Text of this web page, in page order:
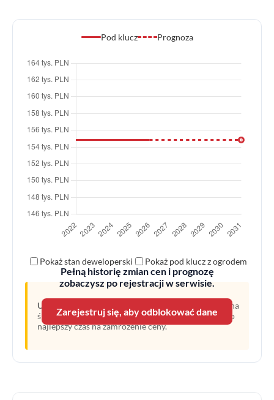
Pod klucz Prognoza
Pełną historię zmian cen i prognozę
zobaczysz po rejestracji w serwisie.
Zarejestruj się, aby odblokować dane
Pokaż stan deweloperski Pokaż pod klucz z ogrodem
Uwaga:
Linia przerywana oznacza prognozę opartą na
średnim wzroście z ostatnich lat. Obecny moment to
najlepszy czas na zamrożenie ceny.